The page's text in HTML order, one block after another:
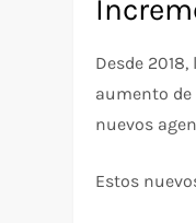
Desde
aumento
nuevos
Estos